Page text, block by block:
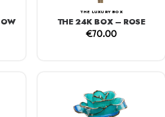
THE LUXURY BOX
THE 24K BOX – ROSE
€70.00